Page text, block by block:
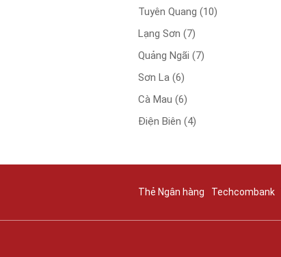
Tuyên Quang (10)
Lạng Sơn (7)
Quảng Ngãi (7)
Sơn La (6)
Cà Mau (6)
Điện Biên (4)
Thẻ Ngân hàng Techcombank